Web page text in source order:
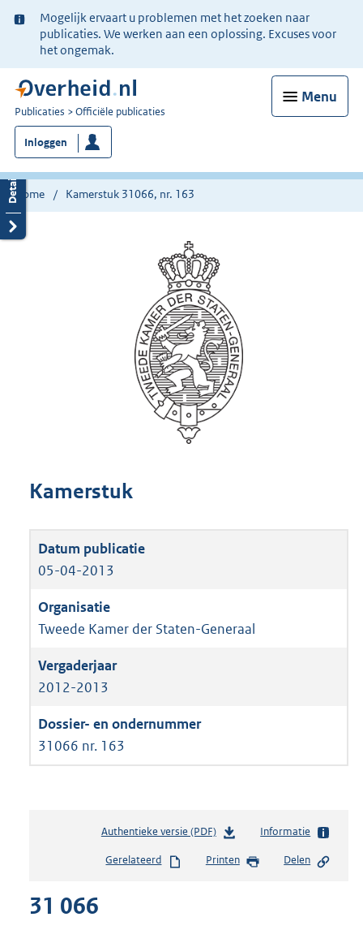
Ter
informatie:
Mogelijk ervaart u problemen met het zoeken naar
publicaties. We werken aan een oplossing. Excuses voor
het ongemak.
Menu
U
bent
nu
hier:
Publicaties Officiële publicaties
Inloggen
Home Kamerstuk 31066, nr. 163
Kamerstuk
05-04-2013
Tweede Kamer der Staten-Generaal
2012-2013
31066 nr. 163
Authentieke versie (PDF)b
s
Informatie
Gerelateerd Printen Delen
31 066